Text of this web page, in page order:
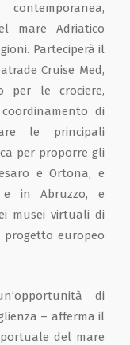
mare Adriatico
Parteciperà il
Cruise Med,
per le crociere,
di
le principali
per proporre gli
e Ortona, e
in Abruzzo, e
musei virtuali di
europeo
di
– afferma il
del mare